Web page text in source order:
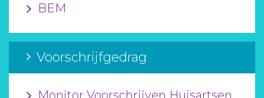
BEM
Voorschrijfgedrag
Monitor Voorschrijven Huisartsen